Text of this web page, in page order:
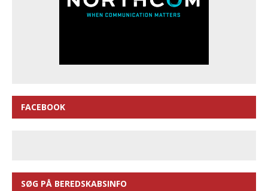
FACEBOOK
SØG PÅ BEREDSKABSINFO